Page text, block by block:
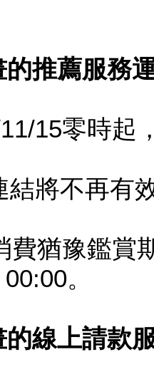
的推薦服務
15零時起
結將不再有
費猶豫鑑賞
。
的線上請款